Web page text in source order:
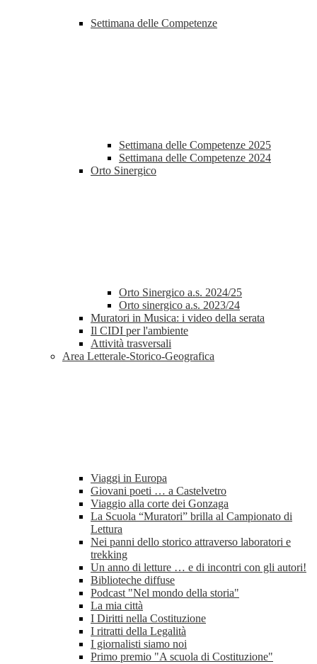
Settimana delle Competenze
Settimana delle Competenze 2025
Settimana delle Competenze 2024
Orto Sinergico
Orto Sinergico a.s. 2024/25
Orto sinergico a.s. 2023/24
Muratori in Musica: i video della serata
Il CIDI per l'ambiente
Attività trasversali
Area Letterale-Storico-Geografica
Viaggi in Europa
Giovani poeti … a Castelvetro
Viaggio alla corte dei Gonzaga
La Scuola “Muratori” brilla al Campionato di
Lettura
Nei panni dello storico attraverso laboratori e
trekking
Un anno di letture … e di incontri con gli autori!
Biblioteche diffuse
Podcast "Nel mondo della storia"
La mia città
I Diritti nella Costituzione
I ritratti della Legalità
I giornalisti siamo noi
Primo premio "A scuola di Costituzione"